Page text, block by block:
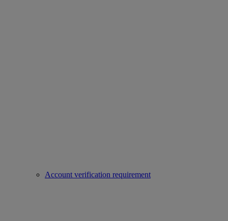
Account verification requirement